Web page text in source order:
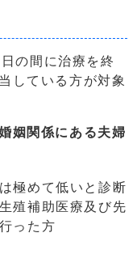
の間に治療を終
している方が対象
姻関係にある夫婦
極めて低いと診断
殖補助医療及び先
った方